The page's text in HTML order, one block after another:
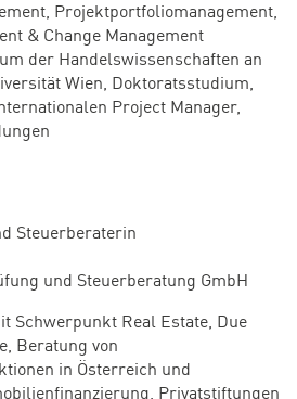
Projektportfoliomanagement,
& Change Management
der Handelswissenschaften an
Wien, Doktoratsstudium,
Project Manager,
Steuerberaterin
und Steuerberatung GmbH
Schwerpunkt Real Estate, Due
Beratung von
in Österreich und
Privatstiftungen